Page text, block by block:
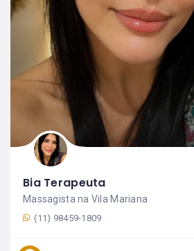
Bia Terapeuta
Massagista na Vila Mariana
(11) 98459-1809